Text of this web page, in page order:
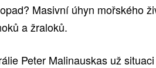
Masivní úhyn mořského
a žraloků.
Peter Malinauskas už